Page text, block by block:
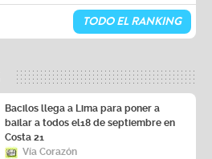
TODO EL RANKING
Bacilos llega a Lima para poner a
bailar a todos el18 de septiembre en
Costa 21
Vía Corazón